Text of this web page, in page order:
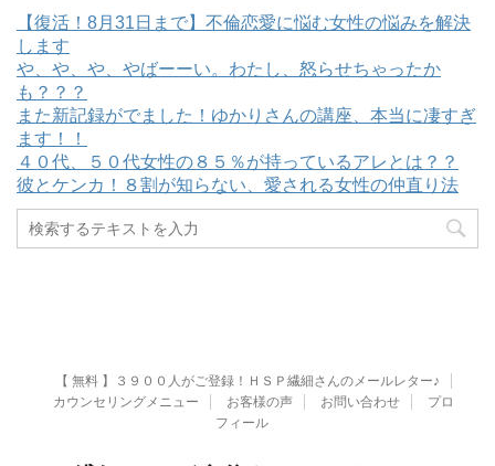
【復活！8月31日まで】不倫恋愛に悩む女性の悩みを解決
します
や、や、や、やばーーい。わたし、怒らせちゃったか
も？？？
また新記録がでました！ゆかりさんの講座、本当に凄すぎ
ます！！
４０代、５０代女性の８５％が持っているアレとは？？
彼とケンカ！８割が知らない、愛される女性の仲直り法
【 無料 】３９００人がご登録！ＨＳＰ繊細さんのメールレター♪
カウンセリングメニュー
お客様の声 お問い合わせ
プロ
フィール